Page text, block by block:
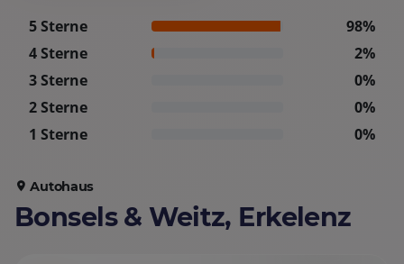
5 Sterne
98%
4 Sterne
2%
3 Sterne
0%
2 Sterne
0%
1 Sterne
0%
Autohaus
Bonsels & Weitz, Erkelenz